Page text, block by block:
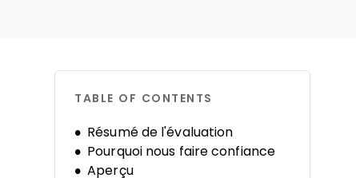
TABLE OF CONTENTS
Résumé de l'évaluation
Pourquoi nous faire confiance
Aperçu